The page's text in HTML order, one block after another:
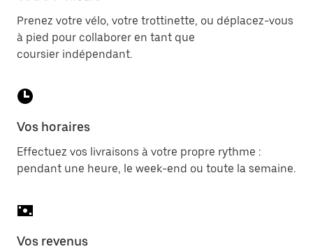
Prenez votre vélo, votre trottinette, ou déplacez-vous
à pied pour collaborer en tant que
coursier indépendant.
Vos horaires
Effectuez vos livraisons à votre propre rythme :
pendant une heure, le week-end ou toute la semaine.
Vos revenus